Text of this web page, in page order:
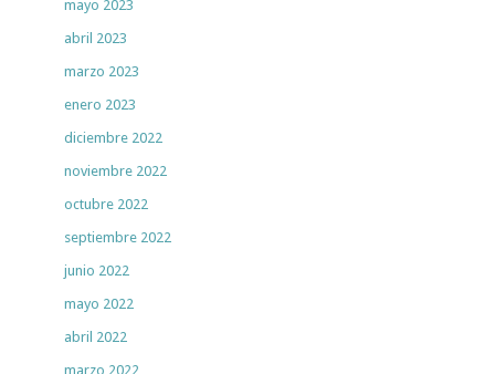
mayo 2023
abril 2023
marzo 2023
enero 2023
diciembre 2022
noviembre 2022
octubre 2022
septiembre 2022
junio 2022
mayo 2022
abril 2022
marzo 2022